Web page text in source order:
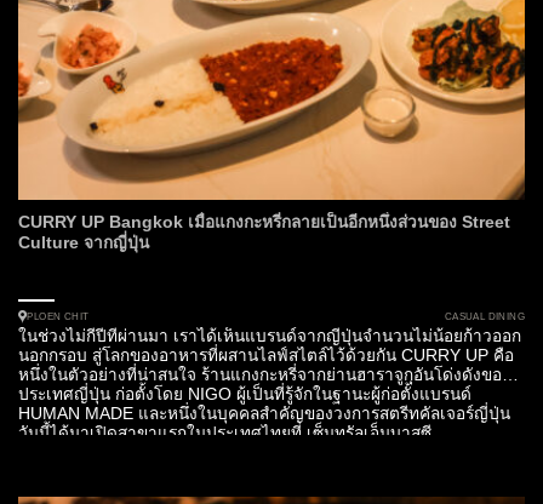
CURRY UP Bangkok เมื่อแกงกะหรี่กลายเป็นอีกหนึ่งส่วนของ Street
Culture จากญี่ปุ่น
PLOEN CHIT CASUAL DINING
ในช่วงไม่กี่ปีที่ผ่านมา เราได้เห็นแบรนด์จากญี่ปุ่นจำนวนไม่น้อยก้าวออก
นอกกรอบ สู่โลกของอาหารที่ผสานไลฟ์สไตล์ไว้ด้วยกัน CURRY UP คือ
หนึ่งในตัวอย่างที่น่าสนใจ ร้านแกงกะหรี่จากย่านฮาราจูกุอันโด่งดังของ
ประเทศญี่ปุ่น ก่อตั้งโดย NIGO ผู้เป็นที่รู้จักในฐานะผู้ก่อตั้งแบรนด์
HUMAN MADE และหนึ่งในบุคคลสำคัญของวงการสตรีทคัลเจอร์ญี่ปุ่น
วันนี้ได้มาเปิดสาขาแรกในประเทศไทยที่ เซ็นทรัลเอ็มบาสซี...